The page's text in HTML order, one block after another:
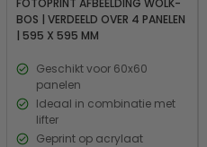
BOS | VERDEELD OVER 4 PANELEN
| 595 X 595 MM
Geschikt voor 60x60
panelen
Ideaal in combinatie met
lifter
Geprint op acrylaat